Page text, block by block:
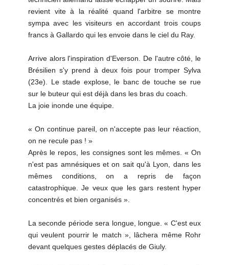
revient vite à la réalité quand l'arbitre se montre
sympa avec les visiteurs en accordant trois coups
francs à Gallardo qui les envoie dans le ciel du Ray.
Arrive alors l'inspiration d'Everson. De l'autre côté, le
Brésilien s'y prend à deux fois pour tromper Sylva
(23e). Le stade explose, le banc de touche se rue
sur le buteur qui est déjà dans les bras du coach.
La joie inonde une équipe.
« On continue pareil, on n'accepte pas leur réaction,
on ne recule pas ! »
Après le repos, les consignes sont les mêmes. « On
n'est pas amnésiques et on sait qu'à Lyon, dans les
mêmes conditions, on a repris de façon
catastrophique. Je veux que les gars restent hyper
concentrés et bien organisés ».
La seconde période sera longue, longue. « C'est eux
qui veulent pourrir le match », lâchera même Rohr
devant quelques gestes déplacés de Giuly.